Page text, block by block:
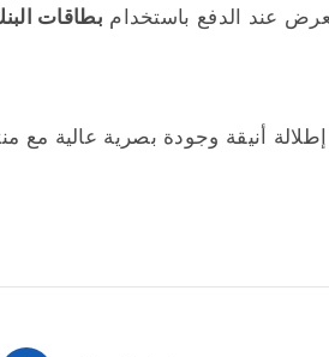
عند الدفع باستخدام بطاقات
أنيقة وجودة بصرية عالية مع